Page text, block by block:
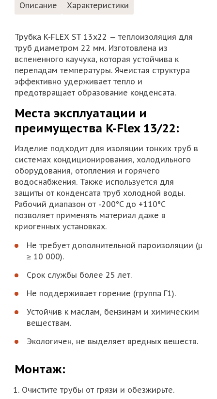
Описание Характеристики
Трубка K-FLEX ST 13х22 — теплоизоляция для
труб диаметром 22 мм. Изготовлена из
вспененного каучука, которая устойчива к
перепадам температуры. Ячеистая структура
эффективно удерживает тепло и
предотвращает образование конденсата.
Места эксплуатации и
преимущества K-Flex 13/22:
Изделие подходит для изоляции тонких труб в
системах кондиционирования, холодильного
оборудования, отопления и горячего
водоснабжения. Также используется для
защиты от конденсата труб холодной воды.
Рабочий диапазон от -200°C до +110°C
позволяет применять материал даже в
криогенных установках.
Не требует дополнительной пароизоляции (μ
≥ 10 000).
Срок службы более 25 лет.
Не поддерживает горение (группа Г1).
Устойчив к маслам, бензинам и химическим
веществам.
Экологичен, не выделяет вредных веществ.
Монтаж:
Очистите трубы от грязи и обезжирьте.